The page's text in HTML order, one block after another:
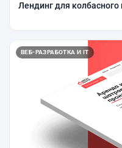
Лендинг для
ВЕБ-РАЗРАБОТКА И IT